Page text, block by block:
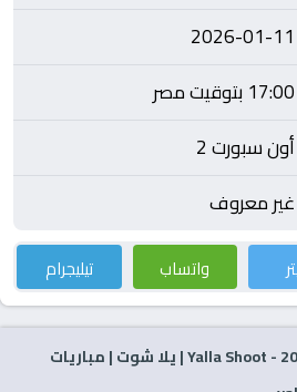
2026-01-11
17:00 بتوقيت مصر
أون سبورت 2
غير معروف
واتساب تيليجرام
- Yalla Shoot | يلا شوت | مباريات